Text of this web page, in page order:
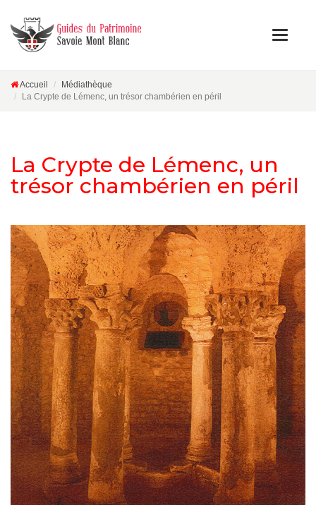
Accueil
Médiathèque
La Crypte de Lémenc, un trésor chambérien en péril
La Crypte de Lémenc, un
trésor chambérien en péril